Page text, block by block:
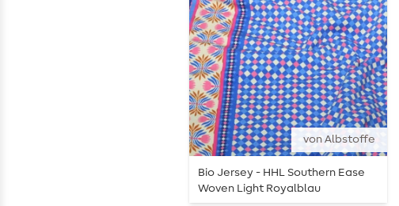
von Albstoffe
Bio Jersey - HHL Southern Ease
Woven Light Royalblau